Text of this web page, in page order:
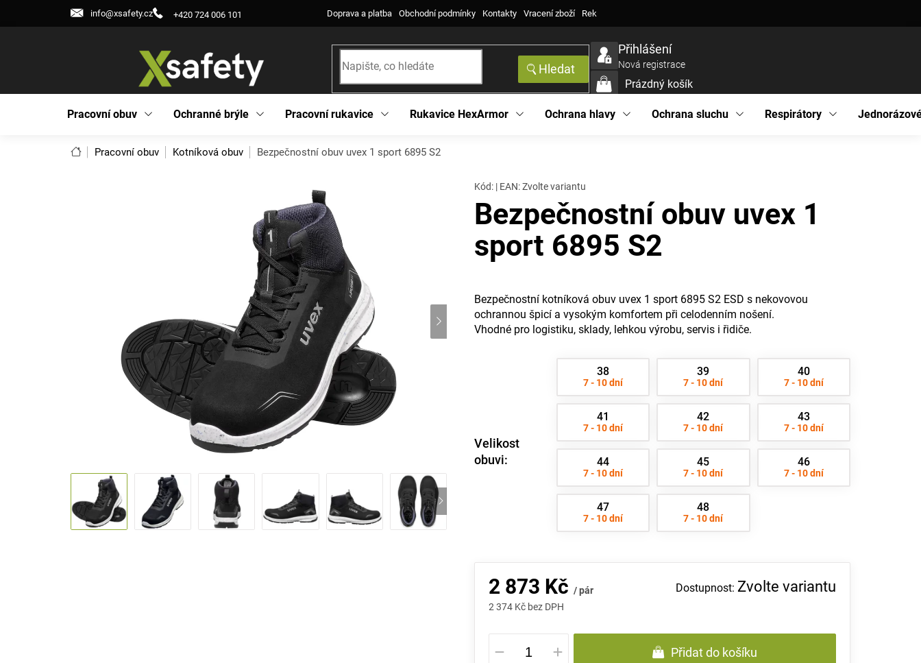
+420 724 006 101
info@xsafety.cz Doprava a platba Obchodní podmínky Kontakty Vracení zboží Reklamace zboží
Hledat
Přihlášení
Nová registrace
NÁKUPNÍ
KOŠÍK
Prázdný košík
Pracovní obuv Ochranné brýle Pracovní rukavice Rukavice HexArmor Ochrana hlavy Ochrana sluchu Respirátory
DomůPracovní obuv Kotníková obuv Bezpečnostní obuv uvex 1 sport 6895 S2
Bezpečnostní obuv uvex 1
sport 6895 S2
Kód: | EAN:Zvolte variantu
Bezpečnostní kotníková obuv uvex 1 sport 6895 S2 ESD s nekovovou
ochrannou špicí a vysokým komfortem při celodenním nošení.
Vhodné pro logistiku, sklady, lehkou výrobu, servis i řidiče.
Velikost
obuvi:
38
7 - 10 dní
39
7 - 10 dní
40
7 - 10 dní
41
7 - 10 dní
42
7 - 10 dní
43
7 - 10 dní
44
7 - 10 dní
45
7 - 10 dní
46
7 - 10 dní
47
7 - 10 dní
48
7 - 10 dní
2 873 Kč / pár
2 374 Kč bez DPH
Měrná
cena:
Zvolte variantu
Přidat do košíku